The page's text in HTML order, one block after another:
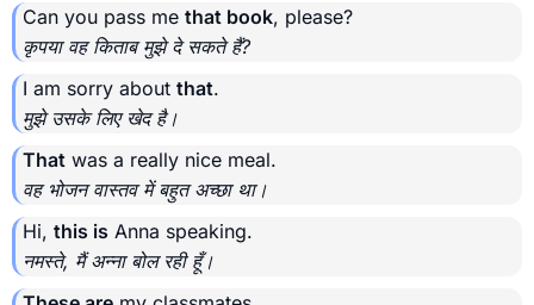
Can you pass me that book, please?
कृपया वह किताब मुझे दे सकते हैं?
I am sorry about that.
मुझे उसके लिए खेद है।
That was a really nice meal.
वह भोजन वास्तव में बहुत अच्छा था।
Hi, this is Anna speaking.
नमस्ते, मैं अन्ना बोल रही हूँ।